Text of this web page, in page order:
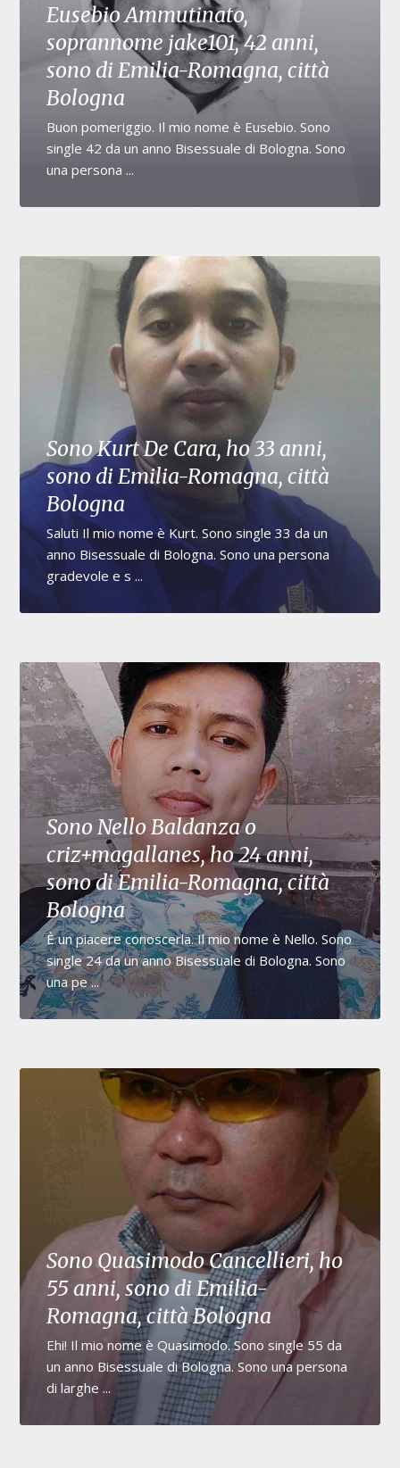
Eusebio Ammutinato,
soprannome jake101, 42 anni,
sono di Emilia-Romagna, città
Bologna
Buon pomeriggio. Il mio nome è Eusebio. Sono
single 42 da un anno Bisessuale di Bologna. Sono
una persona ...
Sono Kurt De Cara, ho 33 anni,
sono di Emilia-Romagna, città
Bologna
Saluti Il mio nome è Kurt. Sono single 33 da un
anno Bisessuale di Bologna. Sono una persona
gradevole e s ...
Sono Nello Baldanza o
criz+magallanes, ho 24 anni,
sono di Emilia-Romagna, città
Bologna
È un piacere conoscerla. Il mio nome è Nello. Sono
single 24 da un anno Bisessuale di Bologna. Sono
una pe ...
Sono Quasimodo Cancellieri, ho
55 anni, sono di Emilia-
Romagna, città Bologna
Ehi! Il mio nome è Quasimodo. Sono single 55 da
un anno Bisessuale di Bologna. Sono una persona
di larghe ...